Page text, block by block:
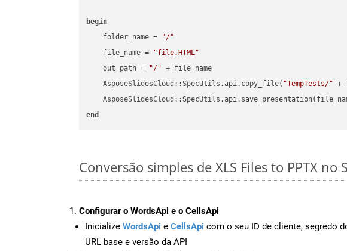
begin
    folder_name =
"/"
    file_name =
"file.HTML"
    out_path =
"/" + file_name
    AsposeSlidesCloud::SpecUtils.api.copy_file(
"TempTests/" +
end
Conversão simples de XLS Files to PPTX no
Configurar o WordsApi e o CellsApi
Inicialize WordsApi e CellsApi com o seu ID de cliente, segredo
URL base e versão da API